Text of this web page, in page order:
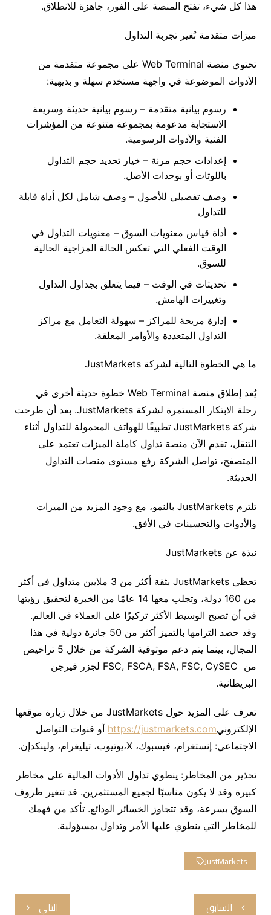
هذا كل شيء، تفتح المنصة على الفور، جاهزة للانطلاق.
ميزات متقدمة تُغير تجربة التداول
تحتوي منصة Web Terminal على مجموعة متقدمة من
الأدوات الموضوعة في واجهة مستخدم سهلة و بديهية:
رسوم بيانية متقدمة – رسوم بيانية حديثة وسريعة
الاستجابة مدعومة بمجموعة متنوعة من المؤشرات
الفنية والأدوات الرسومية.
إعدادات حجم مرنة – خيار تحديد حجم التداول
باللوتات أو بوحدات الأصل.
وصف تفصيلي للأصول – وصف شامل لكل أداة قابلة
للتداول
أداة قياس معنويات السوق– معنويات التداول في
الوقت الفعلي التي تعكس الحالة المزاجية الحالية
للسوق.
تحديثات في الوقت – فيما يتعلق بجداول التداول
وتغييرات الهامش.
إدارة مريحة للمراكز – سهولة التعامل مع مراكز
التداول المتعددة والأوامر المعلقة.
ما هي الخطوة التالية لشركة
يُعد إطلاق منصة Web Terminal خطوة حديثة أخرى في
رحلة الابتكار المستمرة لشركة بعد أن طرحت
شركة
تطبيقًا للهواتف المحمولة للتداول أثناء
التنقل، تقدم الآن منصة تداول كاملة الميزات تعتمد على
المتصفح، تواصل الشركة رفع مستوى منصات التداول
الحديثة.
تلتزم بالنمو، مع وجود المزيد من الميزات
والأدوات والتحسينات في الأفق.
نبذة عن
تحظى بثقة أكثر من ملايين متداول في أكثر
من
دولة، وتجلب معها عامًا من الخبرة لتحقيق رؤيتها
في أن تصبح الوسيط الأكثر تركيزًا على العملاء في العالم.
وقد حصد التزامها بالتميز أكثر من جائزة دولية في هذا
المجال، بينما يتم دعم موثوقية الشركة من خلال
تراخيص
من
لجزر فيرجن
البريطانية.
تعرف على المزيد حول من خلال زيارة موقعها
الإلكترونيhttps://justmarkets.com أو قنوات التواصل
الاجتماعي: إنستغرام، فيسبوك، X،يوتيوب، تيليغرام، ولينكدإن.
تحذير من المخاطر : ينطوي تداول الأدوات المالية على مخاطر
كبيرة وقد لا يكون مناسبًا لجميع المستثمرين. قد تتغير ظروف
السوق بسرعة، وقد تتجاوز الخسائر الودائع. تأكد من فهمك
للمخاطر التي ينطوي عليها الأمر وتداول بمسؤولية.
JustMarkets
تصفّح
السابق التالي